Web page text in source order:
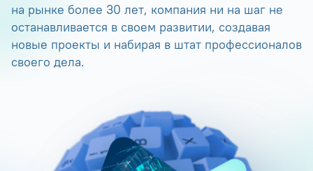
на рынке более 30 лет, компания ни на шаг не
останавливается в своем развитии, создавая
новые проекты и набирая в штат профессионалов
своего дела.